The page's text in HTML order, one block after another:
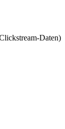
Daten)